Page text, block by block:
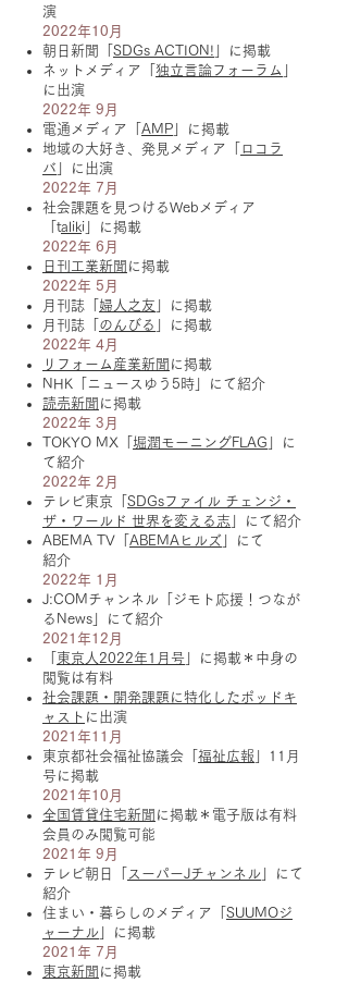
演
2022年10月
朝日新聞「 SDGs ACTION! 」に掲載
ネットメディア「 独立言論フォーラム
に出演
2022年 9月
電通メディア「 AMP 」に掲載
地域の大好き、発見メディア「
ロコラ
バ 」に出演
2022年 7月
社会課題を見つけるWebメディア
「taliki」に掲載
2022年 6月
日刊工業新聞 に掲載
2022年 5月
月刊誌「 婦人之友 」に掲載
月刊誌「 のんびる
」に掲載
2022年 4月
リフォーム産業新聞 に掲載
NHK「ニュースゆう5時」にて紹介
読売新聞 に掲載
2022年 3月
TOKYO MX「 堀潤モーニングFLAG 」に
て紹介
2022年 2月
テレビ東京「 SDGsファイル チェンジ・
ザ・ワールド 世界を変える志 」にて紹介
ABEMA TV「 ABEMAヒルズ 」にて
紹介
2022年 1月
J:COMチャンネル「ジモト応援！つなが
るNews」にて紹介
2021年12月
東京人2022年1月号 」に掲載＊中身の
閲覧は有料
社会課題・開発課題に特化したポッドキ
ャスト に出演
2021年11月
東京都社会福祉協議会「 福祉広報 」11月
号に掲載
2021年10月
全国賃貸住宅新聞 に掲載＊電子版は有料
会員のみ閲覧可能
2021年 9月
テレビ朝日「
スーパーJチャンネル 」にて
紹介
住まい・暮らしのメディア「 SUUMOジ
ャーナル 」に掲載
2021年 7月
東京新聞 に掲載